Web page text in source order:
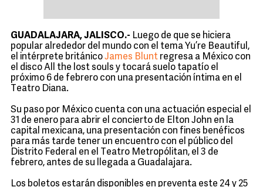
GUADALAJARA, JALISCO.- Luego de que se hiciera
popular alrededor del mundo con el tema Yu’re Beautiful,
el intérprete británicoJames Blunt regresa a México con
el disco All the lost souls y tocará suelo tapatío el
próximo 6 de febrero con una presentación íntima en el
Teatro Diana.
Su paso por México cuenta con una actuación especial el
31 de enero para abrir el concierto de Elton John en la
capital mexicana, una presentación con fines benéficos
para más tarde tener un encuentro con el público del
Distrito Federal en el Teatro Metropólitan, el 3 de
febrero, antes de su llegada a Guadalajara.
Los boletos estarán disponibles en preventa este 24 y 25